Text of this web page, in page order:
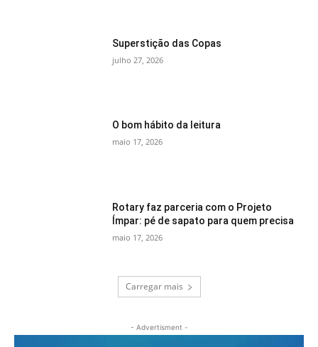
Superstição das Copas
julho 27, 2026
O bom hábito da leitura
maio 17, 2026
Rotary faz parceria com o Projeto
Ímpar: pé de sapato para quem precisa
maio 17, 2026
Carregar mais
- Advertisment -